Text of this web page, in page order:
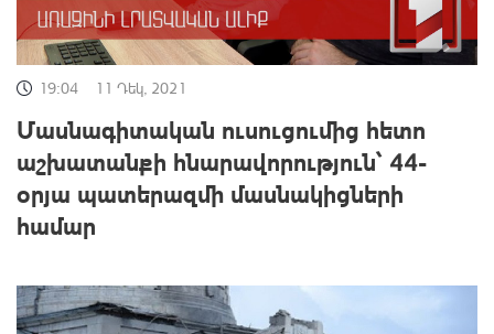
19:04 11 Դեկ, 2021
Մասնագիտական ուսուցումից հետո
աշխատանքի հնարավորություն՝ 44-
օրյա պատերազմի մասնակիցների
համար